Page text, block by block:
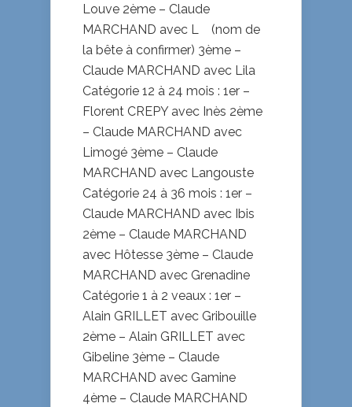
Louve 2ème – Claude
MARCHAND avec L (nom de
la bête à confirmer) 3ème –
Claude MARCHAND avec Lila
Catégorie 12 à 24 mois : 1er –
Florent CREPY avec Inès 2ème
– Claude MARCHAND avec
Limogé 3ème – Claude
MARCHAND avec Langouste
Catégorie 24 à 36 mois : 1er –
Claude MARCHAND avec Ibis
2ème – Claude MARCHAND
avec Hôtesse 3ème – Claude
MARCHAND avec Grenadine
Catégorie 1 à 2 veaux : 1er –
Alain GRILLET avec Gribouille
2ème – Alain GRILLET avec
Gibeline 3ème – Claude
MARCHAND avec Gamine
4ème – Claude MARCHAND